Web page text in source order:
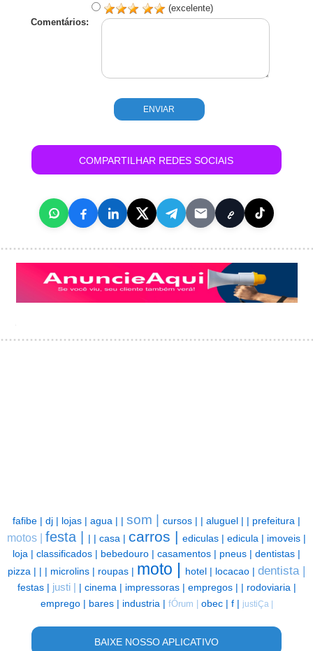
(excelente)
Comentários:
COMPARTILHAR REDES SOCIAIS
fafibe | dj | lojas | agua | | som | cursos | | aluguel | | prefeitura |
motos | festa | | | casa | carros | ediculas | edicula | imoveis |
loja | classificados | bebedouro | casamentos | pneus | dentistas |
pizza | | | microlins | roupas | moto | hotel | locacao | dentista |
festas | justi | | cinema | impressoras | empregos | | rodoviaria |
emprego | bares | industria | fÓrum | obec | f | justiÇa |
BAIXE NOSSO APLICATIVO